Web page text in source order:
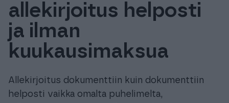
Tuki & Koulutus
Meistä & Ajankohtaista
allekirjoitus helposti
ja ilman
kuukausimaksua
Allekirjoitus dokumenttiin kuin dokumenttiin
helposti vaikka omalta puhelimelta,